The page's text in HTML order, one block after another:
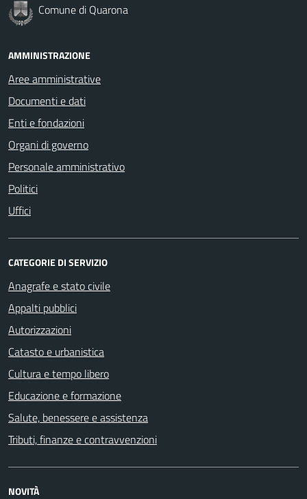
Comune di Quarona
AMMINISTRAZIONE
Aree amministrative
Documenti e dati
Enti e fondazioni
Organi di governo
Personale amministrativo
Politici
Uffici
CATEGORIE DI SERVIZIO
Anagrafe e stato civile
Appalti pubblici
Autorizzazioni
Catasto e urbanistica
Cultura e tempo libero
Educazione e formazione
Salute, benessere e assistenza
Tributi, finanze e contravvenzioni
NOVITÀ